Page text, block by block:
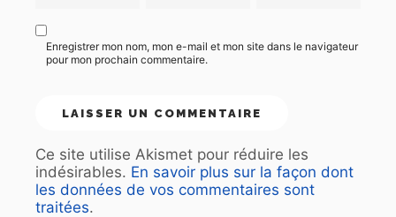
Enregistrer mon nom, mon e-mail et mon site dans le navigateur
pour mon prochain commentaire.
Ce site utilise Akismet pour réduire les
indésirables. En savoir plus sur la façon dont
les données de vos commentaires sont
traitées.